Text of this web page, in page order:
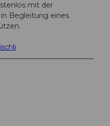
mit der
Begleitung eines